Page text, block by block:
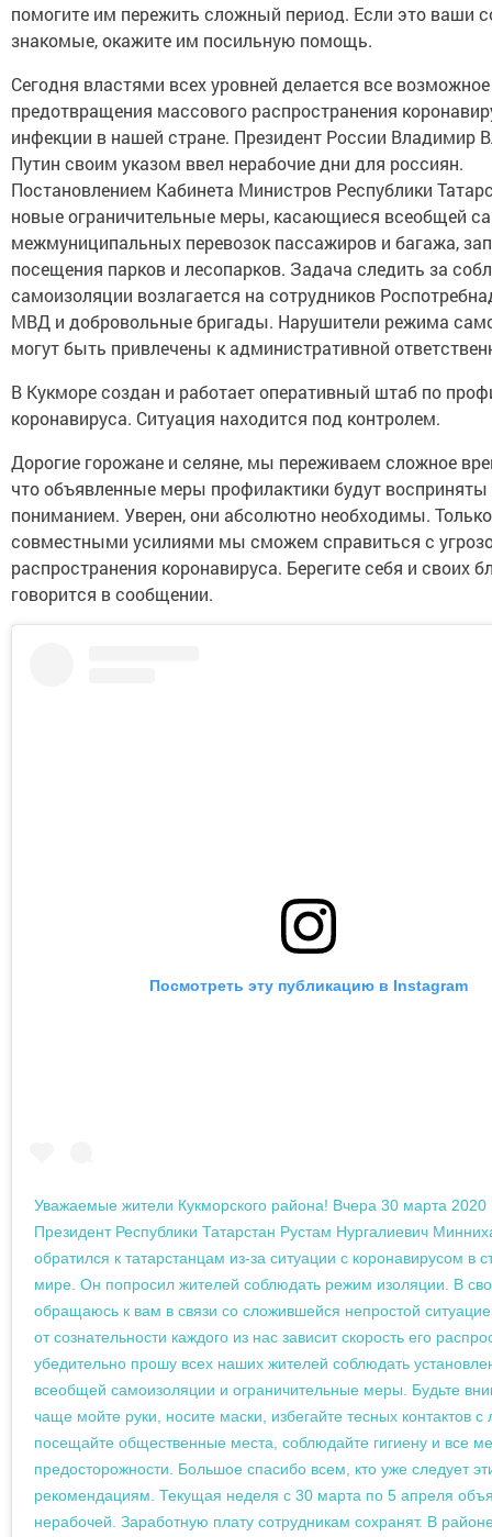
помогите им пережить сложный период. Если это ваши
знакомые, окажите им посильную помощь.
Сегодня властями всех уровней делается все
предотвращения массового распространения
инфекции в нашей стране. Президент России Владимир
Путин своим указом ввел нерабочие дни для россиян.
Постановлением Кабинета Министров Республики
новые ограничительные меры, касающиеся всеобщей
межмуниципальных перевозок пассажиров и багажа,
посещения парков и лесопарков. Задача следить за
самоизоляции возлагается на сотрудников
МВД и добровольные бригады. Нарушители режима
могут быть привлечены к административной
В Кукморе создан и работает оперативный штаб по
коронавируса. Ситуация находится под контролем.
Дорогие горожане и селяне, мы переживаем сложное
что объявленные меры профилактики будут
пониманием. Уверен, они абсолютно необходимы. Только
совместными усилиями мы сможем справиться с
распространения коронавируса. Берегите себя и своих
говорится в сообщении.
Посмотреть эту публикацию в Instagram
Уважаемые жители Кукморского района! Вчера 30 марта 2020
Президент Республики Татарстан Рустам Нургалиевич
обратился к татарстанцам из-за ситуации с коронавирусом в
мире. Он попросил жителей соблюдать режим изоляции. В
обращаюсь к вам в связи со сложившейся непростой
от сознательности каждого из нас зависит скорость его
убедительно прошу всех наших жителей соблюдать
всеобщей самоизоляции и ограничительные меры. Будьте
чаще мойте руки, носите маски, избегайте тесных контактов
посещайте общественные места, соблюдайте гигиену и все
предосторожности. Большое спасибо всем, кто уже следует
рекомендациям. Текущая неделя с 30 марта по 5 апреля
нерабочей. Заработную плату сотрудникам сохранят. В